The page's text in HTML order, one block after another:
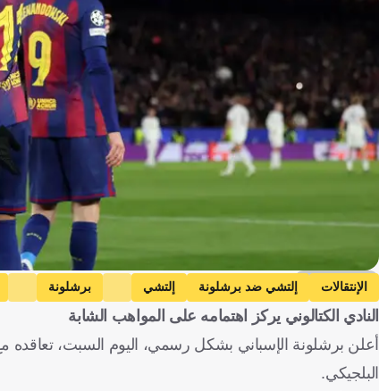
Getty Images
الإنتقالات إلتشي ضد برشلونة إلتشي برشلونة
الدانمرك
هولندا كرة قدم
النادي الكتالوني يركز اهتمامه على المواهب الشابة
البلجيكي.